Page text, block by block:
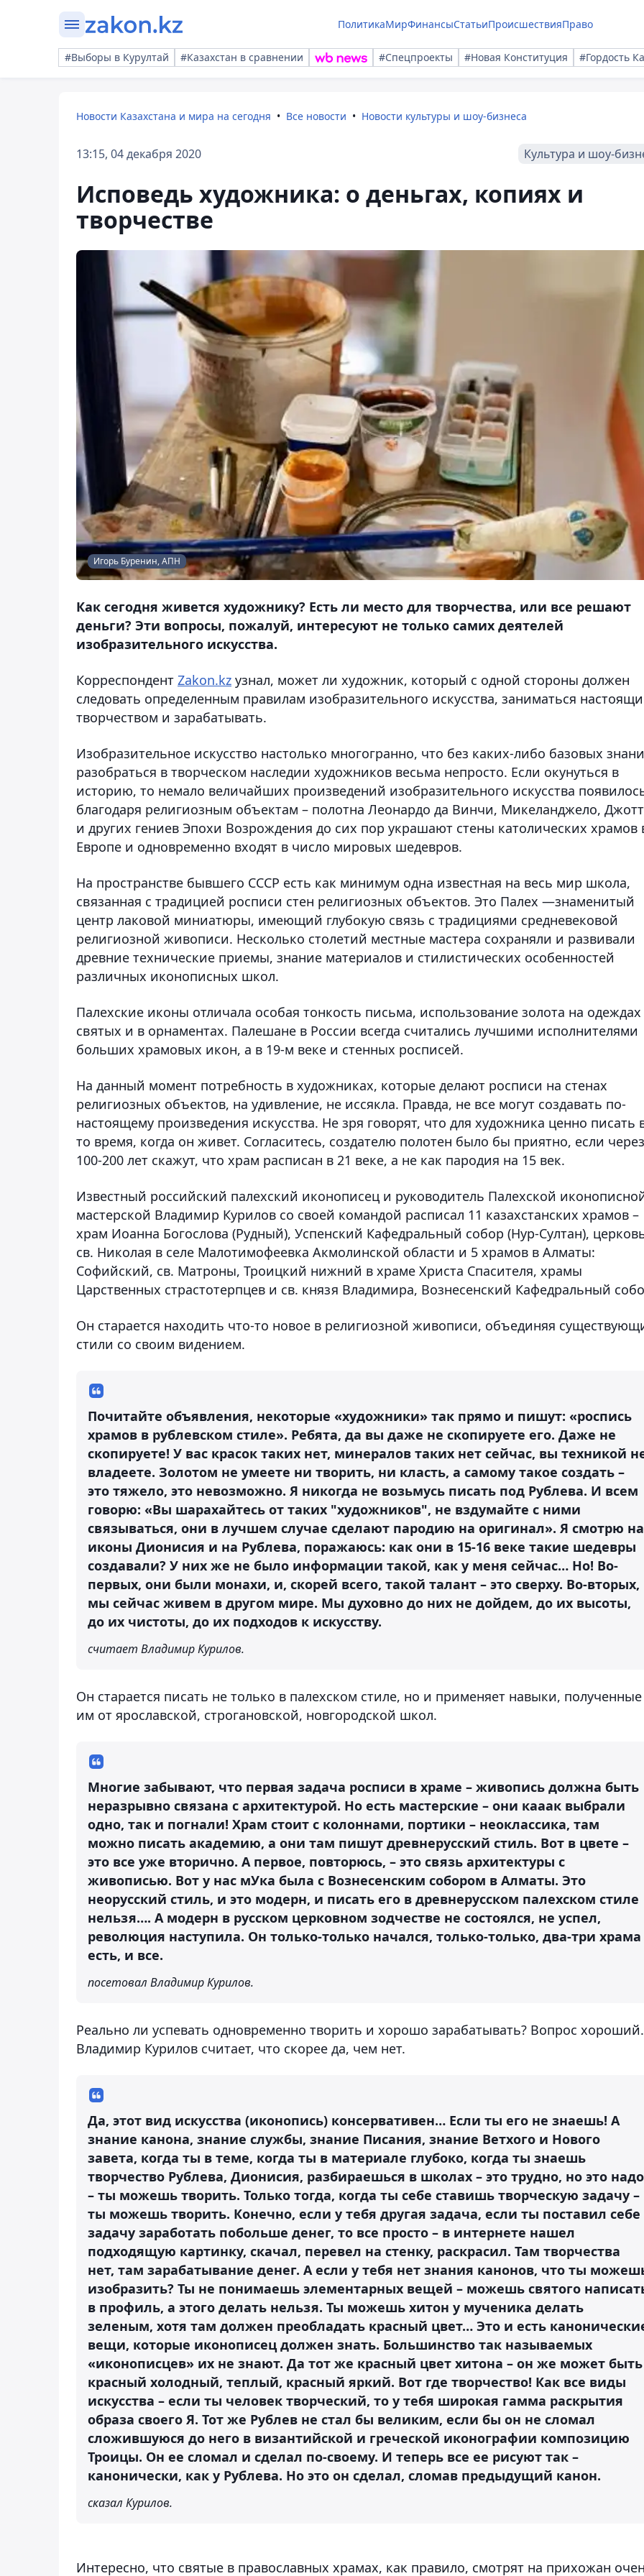
ПолитикаМирФинансыСтатьиПроисшествияПраво
#Выборы в Курултай #Казахстан в сравнении #Спецпроекты #Новая Конституция #Гордость
Новости Казахстана и мира на сегодня Все новости Новости культуры и шоу-бизнеса
13:15, 04 декабря 2020 Культура и шоу-
Исповедь художника: о деньгах, копиях и
творчестве
Игорь Буренин, АПН
Как сегодня живется художнику? Есть ли место для творчества, или все решают
деньги? Эти вопросы, пожалуй, интересуют не только самих деятелей
изобразительного искусства.
Корреспондент Zakon.kz узнал, может ли художник, который с одной стороны должен
следовать определенным правилам изобразительного искусства, заниматься
творчеством и зарабатывать.
Изобразительное искусство настолько многогранно, что без каких-либо базовых
разобраться в творческом наследии художников весьма непросто. Если окунуться в
историю, то немало величайших произведений изобразительного искусства
благодаря религиозным объектам – полотна Леонардо да Винчи, Микеланджело,
и других гениев Эпохи Возрождения до сих пор украшают стены католических храмов
Европе и одновременно входят в число мировых шедевров.
На пространстве бывшего СССР есть как минимум одна известная на весь мир школа,
связанная с традицией росписи стен религиозных объектов. Это Палех —знаменитый
центр лаковой миниатюры, имеющий глубокую связь с традициями средневековой
религиозной живописи. Несколько столетий местные мастера сохраняли и развивали
древние технические приемы, знание материалов и стилистических особенностей
различных иконописных школ.
Палехские иконы отличала особая тонкость письма, использование золота на одеждах
святых и в орнаментах. Палешане в России всегда считались лучшими исполнителями
больших храмовых икон, а в 19-м веке и стенных росписей.
На данный момент потребность в художниках, которые делают росписи на стенах
религиозных объектов, на удивление, не иссякла. Правда, не все могут создавать по-
настоящему произведения искусства. Не зря говорят, что для художника ценно писать
то время, когда он живет. Согласитесь, создателю полотен было бы приятно, если через
100-200 лет скажут, что храм расписан в 21 веке, а не как пародия на 15 век.
Известный российский палехский иконописец и руководитель Палехской
мастерской Владимир Курилов со своей командой расписал 11 казахстанских храмов –
храм Иоанна Богослова (Рудный), Успенский Кафедральный собор (Нур-Султан),
св. Николая в селе Малотимофеевка Акмолинской области и 5 храмов в Алматы:
Софийский, св. Матроны, Троицкий нижний в храме Христа Спасителя, храмы
Царственных страстотерпцев и св. князя Владимира, Вознесенский Кафедральный
Он старается находить что-то новое в религиозной живописи, объединяя
стили со своим видением.
Почитайте объявления, некоторые «художники» так прямо и пишут: «роспись
храмов в рублевском стиле». Ребята, да вы даже не скопируете его. Даже не
скопируете! У вас красок таких нет, минералов таких нет сейчас, вы техникой
владеете. Золотом не умеете ни творить, ни класть, а самому такое создать –
это тяжело, это невозможно. Я никогда не возьмусь писать под Рублева. И всем
говорю: «Вы шарахайтесь от таких "художников", не вздумайте с ними
связываться, они в лучшем случае сделают пародию на оригинал». Я смотрю на
иконы Дионисия и на Рублева, поражаюсь: как они в 15-16 веке такие шедевры
создавали? У них же не было информации такой, как у меня сейчас… Но! Во-
первых, они были монахи, и, скорей всего, такой талант – это сверху. Во-вторых,
мы сейчас живем в другом мире. Мы духовно до них не дойдем, до их высоты,
до их чистоты, до их подходов к искусству.
считает Владимир Курилов.
Он старается писать не только в палехском стиле, но и применяет навыки, полученные
им от ярославской, строгановской, новгородской школ.
Многие забывают, что первая задача росписи в храме – живопись должна быть
неразрывно связана с архитектурой. Но есть мастерские – они кааак выбрали
одно, так и погнали! Храм стоит с колоннами, портики – неоклассика, там
можно писать академию, а они там пишут древнерусский стиль. Вот в цвете –
это все уже вторично. А первое, повторюсь, – это связь архитектуры с
живописью. Вот у нас мУка была с Вознесенским собором в Алматы. Это
неорусский стиль, и это модерн, и писать его в древнерусском палехском стиле
нельзя…. А модерн в русском церковном зодчестве не состоялся, не успел,
революция наступила. Он только-только начался, только-только, два-три храма
есть, и все.
посетовал Владимир Курилов.
Реально ли успевать одновременно творить и хорошо зарабатывать? Вопрос хороший.
Владимир Курилов считает, что скорее да, чем нет.
Да, этот вид искусства (иконопись) консервативен… Если ты его не знаешь! А
знание канона, знание службы, знание Писания, знание Ветхого и Нового
завета, когда ты в теме, когда ты в материале глубоко, когда ты знаешь
творчество Рублева, Дионисия, разбираешься в школах – это трудно, но это надо
– ты можешь творить. Только тогда, когда ты себе ставишь творческую задачу –
ты можешь творить. Конечно, если у тебя другая задача, если ты поставил себе
задачу заработать побольше денег, то все просто – в интернете нашел
подходящую картинку, скачал, перевел на стенку, раскрасил. Там творчества
нет, там зарабатывание денег. А если у тебя нет знания канонов, что ты
изобразить? Ты не понимаешь элементарных вещей – можешь святого
в профиль, а этого делать нельзя. Ты можешь хитон у мученика делать
зеленым, хотя там должен преобладать красный цвет… Это и есть
вещи, которые иконописец должен знать. Большинство так называемых
«иконописцев» их не знают. Да тот же красный цвет хитона – он же может быть
красный холодный, теплый, красный яркий. Вот где творчество! Как все виды
искусства – если ты человек творческий, то у тебя широкая гамма раскрытия
образа своего Я. Тот же Рублев не стал бы великим, если бы он не сломал
сложившуюся до него в византийской и греческой иконографии композицию
Троицы. Он ее сломал и сделал по-своему. И теперь все ее рисуют так –
канонически, как у Рублева. Но это он сделал, сломав предыдущий канон.
сказал Курилов.
Интересно, что святые в православных храмах, как правило, смотрят на прихожан